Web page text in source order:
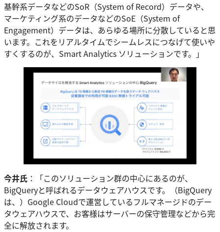
基幹系データなどのSoR（System of Record）データや、
マーケティング系のデータなどのSoE（System of
Engagement）データは、あらゆる場所に分散していると思
います。これをリアルタイムでシームレスにつなげて使いや
すくするのが、Smart Analytics ソリューションです。」
今井氏 ：「このソリューション群の中心にあるのが、
BigQueryと呼ばれるデータウェアハウスです。（BigQuery
は、）Google Cloudで運営しているフルマネージドのデー
タウェアハウスで、お客様はサーバーの保守管理などから完
全に解放されます。